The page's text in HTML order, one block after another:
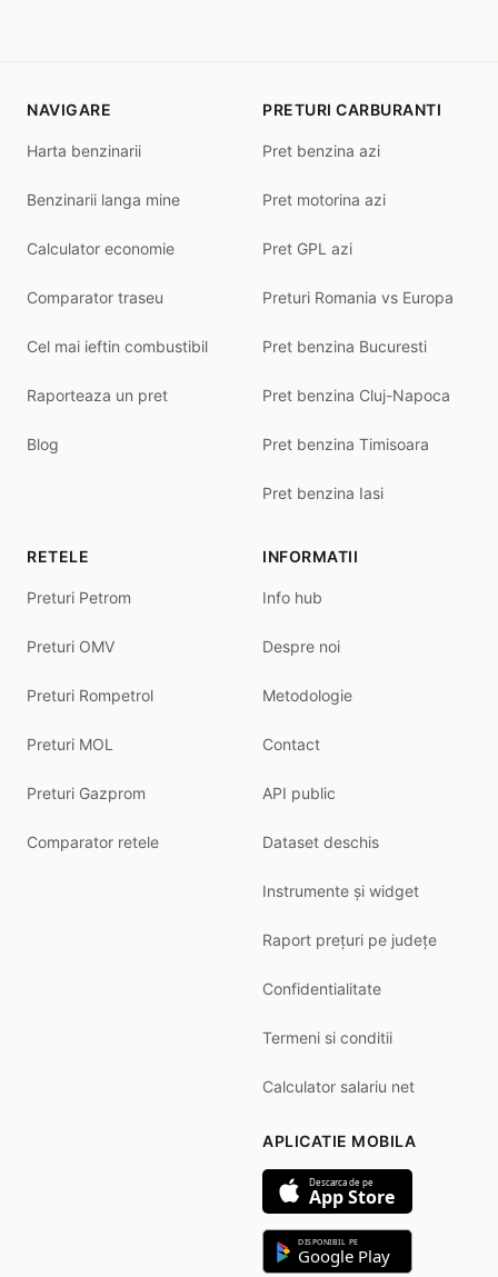
NAVIGARE
Harta benzinarii
Benzinarii langa mine
Calculator economie
Comparator traseu
Cel mai ieftin combustibil
Raporteaza un pret
Blog
PRETURI CARBURANTI
Pret benzina azi
Pret motorina azi
Pret GPL azi
Preturi Romania vs Europa
Pret benzina Bucuresti
Pret benzina Cluj-Napoca
Pret benzina Timisoara
Pret benzina Iasi
RETELE
Preturi Petrom
Preturi OMV
Preturi Rompetrol
Preturi MOL
Preturi Gazprom
Comparator retele
INFORMATII
Info hub
Despre noi
Metodologie
Contact
API public
Dataset deschis
Instrumente și widget
Raport prețuri pe județe
Confidentialitate
Termeni si conditii
Calculator salariu net
APLICATIE MOBILA
Descarca de pe
App Store
DISPONIBIL PE
Google Play